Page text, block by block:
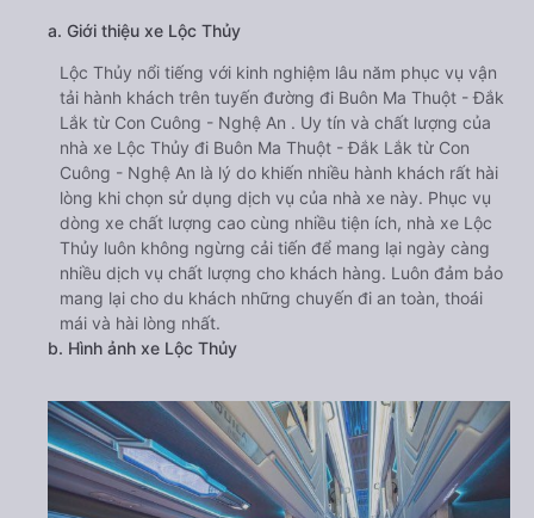
a. Giới thiệu xe Lộc Thủy
Lộc Thủy nổi tiếng với kinh nghiệm lâu năm phục vụ vận
tải hành khách trên tuyến đường đi Buôn Ma Thuột - Đắk
Lắk từ Con Cuông - Nghệ An . Uy tín và chất lượng của
nhà xe Lộc Thủy đi Buôn Ma Thuột - Đắk Lắk từ Con
Cuông - Nghệ An là lý do khiến nhiều hành khách rất hài
lòng khi chọn sử dụng dịch vụ của nhà xe này. Phục vụ
dòng xe chất lượng cao cùng nhiều tiện ích, nhà xe Lộc
Thủy luôn không ngừng cải tiến để mang lại ngày càng
nhiều dịch vụ chất lượng cho khách hàng. Luôn đảm bảo
mang lại cho du khách những chuyến đi an toàn, thoái
mái và hài lòng nhất.
b. Hình ảnh xe Lộc Thủy